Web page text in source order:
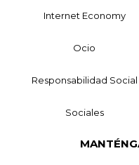
Internet Economy
Ocio
Responsabilidad Social
Sociales